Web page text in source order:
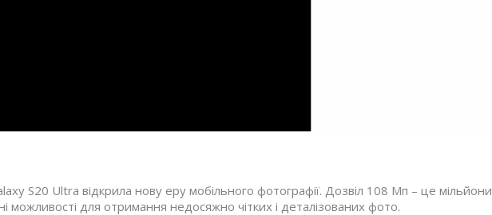
S20 Ultra відкрила нову еру мобільного фотографії. Дозвіл 108 Мп – це мільйони
можливості для отримання недосяжно чітких і деталізованих фото.